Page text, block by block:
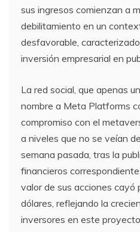
sus ingresos comienzan a
debilitamiento en un
desfavorable,
inversión empresarial en
La red social, que apenas
nombre a Meta Platforms
compromiso con el
a niveles que no se veían
semana pasada, tras la
financieros
valor de sus acciones cayó
dólares, reflejando la
inversores en este